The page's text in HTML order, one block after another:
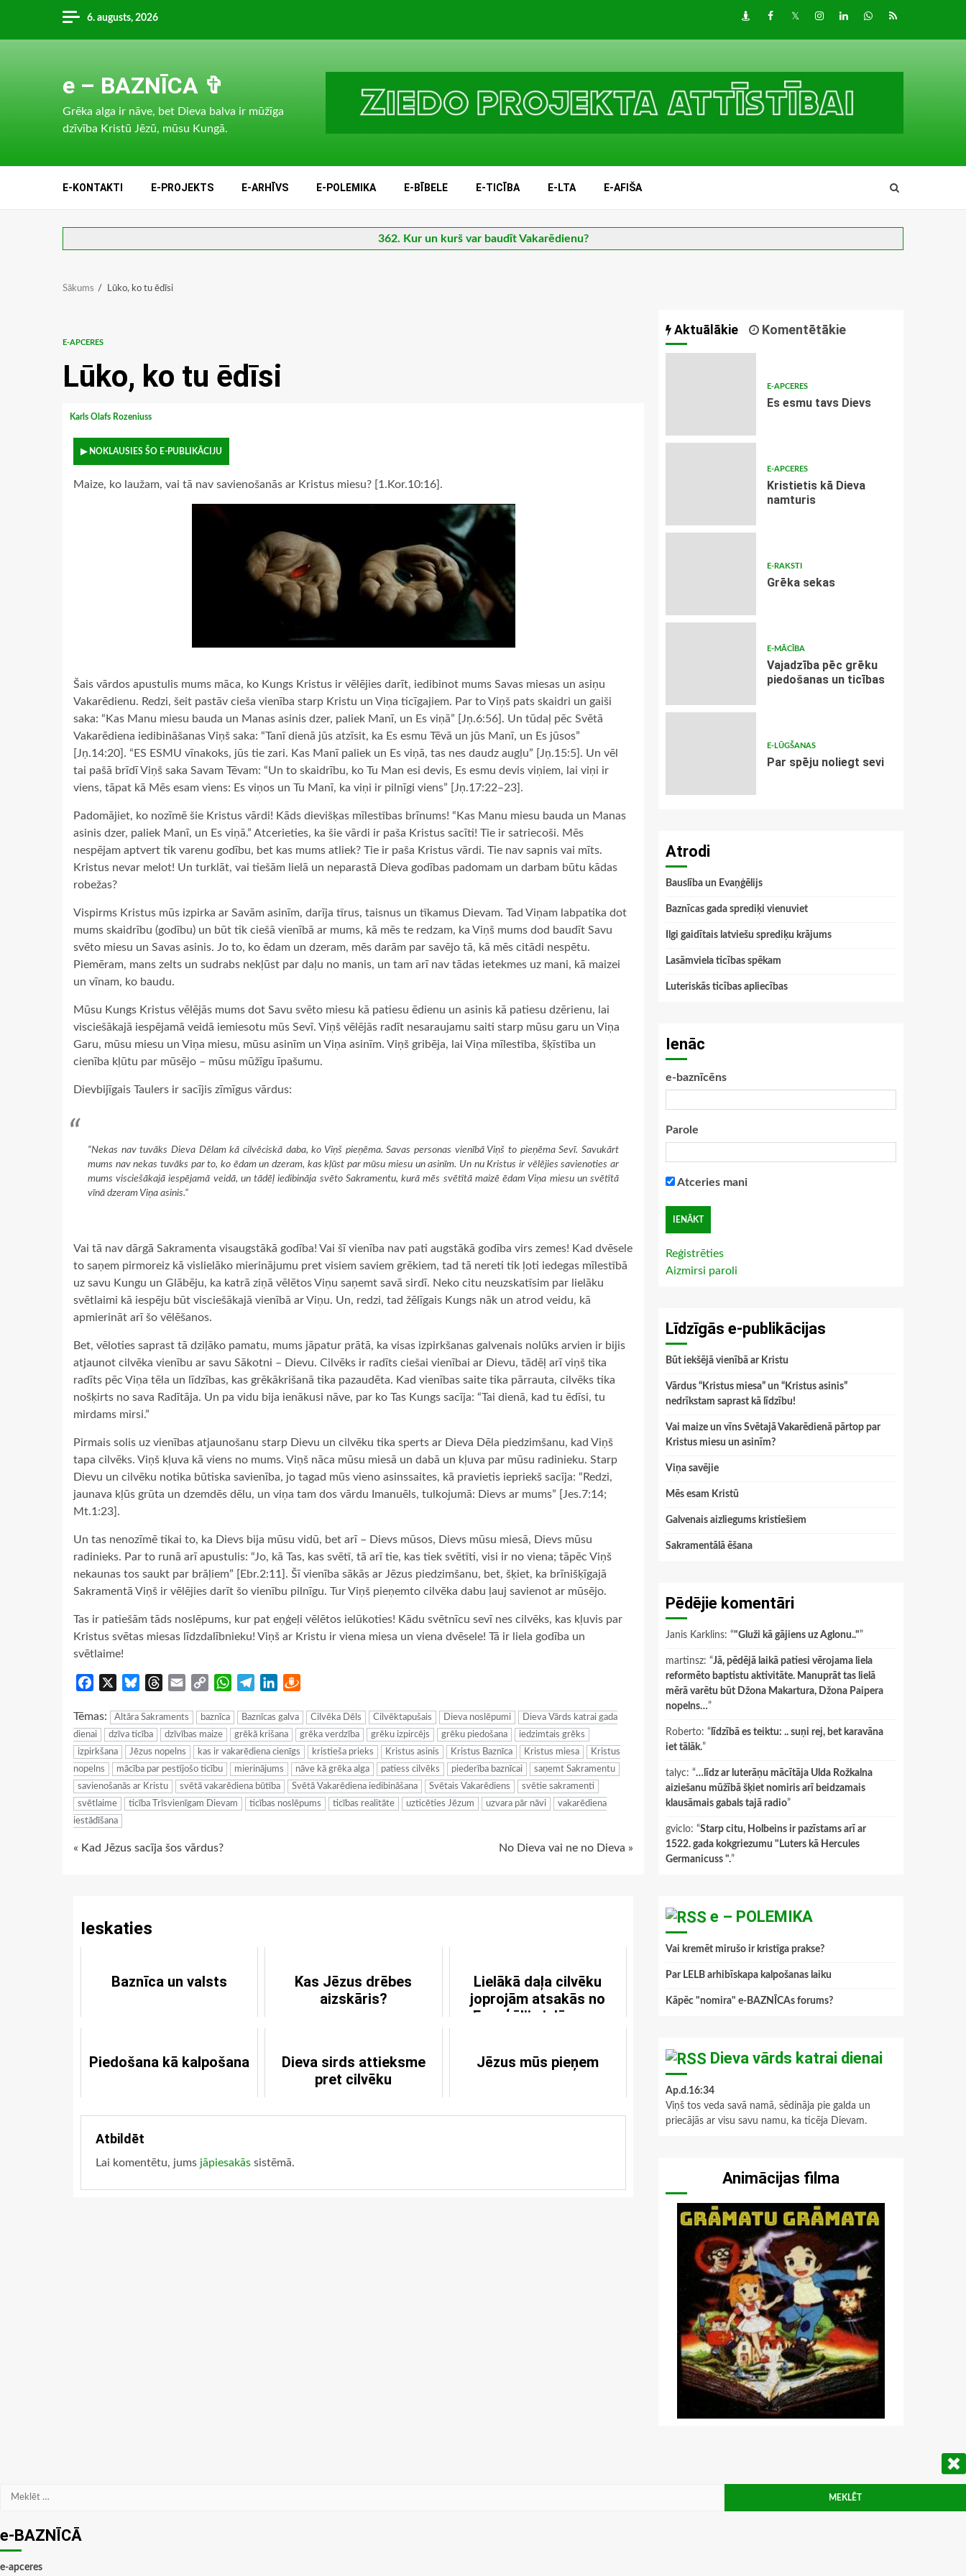
content
6. augusts, 2026 DraugiemFacebook
TwitterInstagram
LinkedInwhatsapp
RSS
e – BAZNĪCA ✞
Grēka alga ir nāve, bet Dieva balva ir mūžīga
dzīvība Kristū Jēzū, mūsu Kungā.
E-KONTAKTI E-PROJEKTS E-ARHĪVS E-POLEMIKA E-BĪBELE E-TICĪBA E-LTA E-AFIŠA
362. Kur un kurš var baudīt Vakarēdienu?
Sākums Lūko, ko tu ēdīsi
E-APCERES
Lūko, ko tu ēdīsi
Karls Olafs Rozeniuss
▶ NOKLAUSIES ŠO E-PUBLIKĀCIJU
Maize, ko laužam, vai tā nav savienošanās ar Kristus miesu? [1.Kor.10:16].
Šais vārdos apustulis mums māca, ko Kungs Kristus ir vēlējies darīt, iedibinot mums Savas miesas un asiņu
Vakarēdienu. Redzi, šeit pastāv cieša vienība starp Kristu un Viņa ticīgajiem. Par to Viņš pats skaidri un gaiši
saka: “Kas Manu miesu bauda un Manas asinis dzer, paliek Manī, un Es viņā” [Jņ.6:56]. Un tūdaļ pēc Svētā
Vakarēdiena iedibināšanas Viņš saka: “Tanī dienā jūs atzīsit, ka Es esmu Tēvā un jūs Manī, un Es jūsos”
[Jņ.14:20]. “ES ESMU vīnakoks, jūs tie zari. Kas Manī paliek un Es viņā, tas nes daudz augļu” [Jņ.15:5]. Un vēl
tai pašā brīdī Viņš saka Savam Tēvam: “Un to skaidrību, ko Tu Man esi devis, Es esmu devis viņiem, lai viņi ir
viens, tāpat kā Mēs esam viens: Es viņos un Tu Manī, ka viņi ir pilnīgi viens” [Jņ.17:22–23].
Padomājiet, ko nozīmē šie Kristus vārdi! Kāds dievišķas mīlestības brīnums! “Kas Manu miesu bauda un Manas
asinis dzer, paliek Manī, un Es viņā.” Atcerieties, ka šie vārdi ir paša Kristus sacīti! Tie ir satriecoši. Mēs
nespējam aptvert tik varenu godību, bet kas mums atliek? Tie ir paša Kristus vārdi. Tie nav sapnis vai mīts.
Kristus nevar melot! Un turklāt, vai tiešām lielā un neparastā Dieva godības padomam un darbam būtu kādas
robežas?
Vispirms Kristus mūs izpirka ar Savām asinīm, darīja tīrus, taisnus un tīkamus Dievam. Tad Viņam labpatika dot
mums skaidrību (godību) un būt tik ciešā vienībā ar mums, kā mēs te redzam, ka Viņš mums dod baudīt Savu
svēto miesu un Savas asinis. Jo to, ko ēdam un dzeram, mēs darām par savējo tā, kā mēs citādi nespētu.
Piemēram, mans zelts un sudrabs nekļūst par daļu no manis, un tam arī nav tādas ietekmes uz mani, kā maizei
un vīnam, ko baudu.
Mūsu Kungs Kristus vēlējās mums dot Savu svēto miesu kā patiesu ēdienu un asinis kā patiesu dzērienu, lai
visciešākajā iespējamā veidā iemiesotu mūs Sevī. Viņš vēlējās radīt nesaraujamu saiti starp mūsu garu un Viņa
Garu, mūsu miesu un Viņa miesu, mūsu asinīm un Viņa asinīm. Viņš gribēja, lai Viņa mīlestība, šķīstība un
cienība kļūtu par mūsējo – mūsu mūžīgu īpašumu.
Dievbijīgais Taulers ir sacījis zīmīgus vārdus:
“Nekas nav tuvāks Dieva Dēlam kā cilvēciskā daba, ko Viņš pieņēma. Savas personas vienībā Viņš to pieņēma Sevī. Savukārt
mums nav nekas tuvāks par to, ko ēdam un dzeram, kas kļūst par mūsu miesu un asinīm. Un nu Kristus ir vēlējies savienoties ar
mums visciešākajā iespējamā veidā, un tādēļ iedibināja svēto Sakramentu, kurā mēs svētītā maizē ēdam Viņa miesu un svētītā
vīnā dzeram Viņa asinis.”
Vai tā nav dārgā Sakramenta visaugstākā godība! Vai šī vienība nav pati augstākā godība virs zemes! Kad dvēsele
to saņem pirmoreiz kā vislielāko mierinājumu pret visiem saviem grēkiem, tad tā nereti tik ļoti iedegas mīlestībā
uz savu Kungu un Glābēju, ka katrā ziņā vēlētos Viņu saņemt savā sirdī. Neko citu neuzskatīsim par lielāku
svētlaimi kā iespēju būt visciešākajā vienībā ar Viņu. Un, redzi, tad žēlīgais Kungs nāk un atrod veidu, kā
apmierināt arī šo vēlēšanos.
Bet, vēloties saprast tā dziļāko pamatu, mums jāpatur prātā, ka visas izpirkšanas galvenais nolūks arvien ir bijis
atjaunot cilvēka vienību ar savu Sākotni – Dievu. Cilvēks ir radīts ciešai vienībai ar Dievu, tādēļ arī viņš tika
radīts pēc Viņa tēla un līdzības, kas grēkākrišanā tika pazaudēta. Kad vienības saite tika pārrauta, cilvēks tika
nošķirts no sava Radītāja. Un pa vidu bija ienākusi nāve, par ko Tas Kungs sacīja: “Tai dienā, kad tu ēdīsi, tu
mirdams mirsi.”
Pirmais solis uz vienības atjaunošanu starp Dievu un cilvēku tika sperts ar Dieva Dēla piedzimšanu, kad Viņš
tapa cilvēks. Viņš kļuva kā viens no mums. Viņš nāca mūsu miesā un dabā un kļuva par mūsu radinieku. Starp
Dievu un cilvēku notika būtiska savienība, jo tagad mūs vieno asinssaites, kā pravietis iepriekš sacīja: “Redzi,
jaunava kļūs grūta un dzemdēs dēlu, un viņa tam dos vārdu Imanuēls, tulkojumā: Dievs ar mums” [Jes.7:14;
Mt.1:23].
Un tas nenozīmē tikai to, ka Dievs bija mūsu vidū, bet arī – Dievs mūsos, Dievs mūsu miesā, Dievs mūsu
radinieks. Par to runā arī apustulis: “Jo, kā Tas, kas svētī, tā arī tie, kas tiek svētīti, visi ir no viena; tāpēc Viņš
nekaunas tos saukt par brāļiem” [Ebr.2:11]. Šī vienība sākās ar Jēzus piedzimšanu, bet, šķiet, ka brīnišķīgajā
Sakramentā Viņš ir vēlējies darīt šo vienību pilnīgu. Tur Viņš pieņemto cilvēka dabu ļauj savienot ar mūsējo.
Tas ir patiešām tāds noslēpums, kur pat eņģeļi vēlētos ielūkoties! Kādu svētnīcu sevī nes cilvēks, kas kļuvis par
Kristus svētas miesas līdzdalībnieku! Viņš ar Kristu ir viena miesa un viena dvēsele! Tā ir liela godība un
svētlaime!
Facebook BlueskyThreads
Email
Copy
WhatsApp
TelegramLinkedIn
Tēmas: Altāra Sakraments baznīca Baznīcas galva Cilvēka Dēls Cilvēktapušais Dieva noslēpumi
Dieva Vārds katrai gada
dienai
dzīva ticība dzīvības maize grēkā krišana grēka verdzība grēku izpircējs grēku piedošana
iedzimtais grēks
izpirkšana
Jēzus nopelns kas ir vakarēdiena cienīgs kristieša prieks Kristus asinis Kristus Baznīca Kristus miesa
Kristus
nopelns
mācība par pestījošo ticību mierinājums nāve kā grēka alga patiess cilvēks piederība baznīcai
saņemt Sakramentu
savienošanās ar Kristu
svētā vakarēdiena būtība Svētā Vakarēdiena iedibināšana Svētais Vakarēdiens
svētie sakramenti
svētlaime
ticība Trīsvienīgam Dievam ticības noslēpums ticības realitāte uzticēties Jēzum uzvara pār nāvi
vakarēdiena
iestādīšana
Continue
« Kad Jēzus sacīja šos vārdus? No Dieva vai ne no Dieva »
Ieskaties
Baznīca un valsts
Kas Jēzus drēbes
aizskāris?
Lielākā daļa cilvēku
joprojām atsakās no
Evaņģēlija ielūguma
Piedošana kā kalpošana
Dieva sirds attieksme
pret cilvēku
Jēzus mūs pieņem
Atbildēt
Lai komentētu, jums jāpiesakās sistēmā.
Aktuālākie Komentētākie
E-APCERES
Es esmu tavs Dievs
E-APCERES
Kristietis kā Dieva
namturis
E-RAKSTI
Grēka sekas
E-MĀCĪBA
Vajadzība pēc grēku
piedošanas un ticības
E-LŪGŠANAS
Par spēju noliegt sevi
Atrodi
Bauslība un Evaņģēlijs
Baznīcas gada sprediķi vienuviet
Ilgi gaidītais latviešu sprediķu krājums
Lasāmviela ticības spēkam
Luteriskās ticības apliecības
Ienāc
e-baznīcēns
Parole
Atceries mani
Reģistrēties
Aizmirsi paroli
Līdzīgās e-publikācijas
Būt iekšējā vienībā ar Kristu
Vārdus “Kristus miesa” un “Kristus asinis”
nedrīkstam saprast kā līdzību!
Vai maize un vīns Svētajā Vakarēdienā pārtop par
Kristus miesu un asinīm?
Viņa savējie
Mēs esam Kristū
Galvenais aizliegums kristiešiem
Sakramentālā ēšana
Pēdējie komentāri
Janis Karklins: “"Gluži kā gājiens uz Aglonu.."”
martinsz: “Jā, pēdējā laikā patiesi vērojama liela
reformēto baptistu aktivitāte. Manuprāt tas lielā
mērā varētu būt Džona Makartura, Džona Paipera
nopelns…”
Roberto: “ līdzībā es teiktu: .. suņi rej, bet karavāna
iet tālāk.”
talyc: “…līdz ar luterāņu mācītāja Ulda Rožkalna
aiziešanu mūžībā šķiet nomiris arī beidzamais
klausāmais gabals tajā radio”
gviclo: “Starp citu, Holbeins ir pazīstams arī ar
1522. gada kokgriezumu "Luters kā Hercules
Germanicuss ".”
e – POLEMIKA
Vai kremēt mirušo ir kristīga prakse?
Par LELB arhibīskapa kalpošanas laiku
Kāpēc "nomira" e-BAZNĪCAs forums?
Dieva vārds katrai dienai
Ap.d.16:34
Viņš tos veda savā namā, sēdināja pie galda un
priecājās ar visu savu namu, ka ticēja Dievam.
Animācijas filma
Meklēt:
e-BAZNĪCĀ
e-apceres